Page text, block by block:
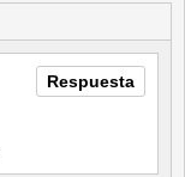
Respuesta